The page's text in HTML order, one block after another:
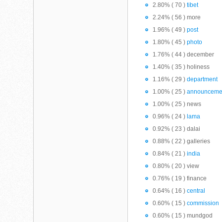
2.80% ( 70 )tibet
2.24% ( 56 ) more
1.96% ( 49 )post
1.80% ( 45 )photo
1.76% ( 44 ) december
1.40% ( 35 ) holiness
1.16% ( 29 )department
1.00% ( 25 )
1.00% ( 25 ) news
0.96% ( 24 ) lama
0.92% ( 23 ) dalai
0.88% ( 22 ) galleries
0.84% ( 21 )india
0.80% ( 20 ) view
0.76% ( 19 ) finance
0.64% ( 16 )central
0.60% ( 15 )commission
0.60% ( 15 ) mundgod